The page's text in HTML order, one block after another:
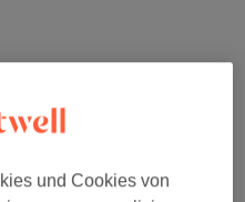
und Cookies von